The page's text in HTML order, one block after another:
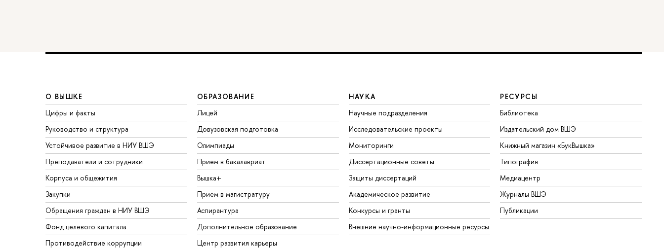
О ВЫШКЕ
Цифры и факты
Руководство и структура
Устойчивое развитие в НИУ ВШЭ
Преподаватели и сотрудники
Корпуса и общежития
Закупки
Обращения граждан в НИУ ВШЭ
Фонд целевого капитала
Противодействие коррупции
ОБРАЗОВАНИЕ
Лицей
Довузовская подготовка
Олимпиады
Прием в бакалавриат
Вышка+
Прием в магистратуру
Аспирантура
Дополнительное образование
Центр развития карьеры
НАУКА
Научные подразделения
Исследовательские проекты
Мониторинги
Диссертационные советы
Защиты диссертаций
Академическое развитие
Конкурсы и гранты
Внешние научно-информационные ресурсы
РЕСУРСЫ
Библиотека
Издательский дом ВШЭ
Книжный магазин «БукВышка»
Типография
Медиацентр
Журналы ВШЭ
Публикации